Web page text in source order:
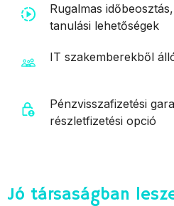
Rugalmas
tanulási lehetőségek
IT szakemberekből
Pénzvisszafizetési
részletfizetési opció
Jó társaságban